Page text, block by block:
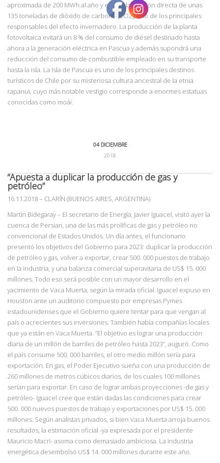
aproximada de 200 MWh al año y evitará la emisión directa de unas
135 toneladas de dióxido de carbono (CO2), uno de los principales
responsables del efecto invernadero. La producción de la planta
fotovoltaica evitará un 8 % del consumo de diésel destinado hasta
ahora a la generación eléctrica en Pascua y además supondrá una
reducción del consumo de combustible empleado en su transporte
hasta la isla. La Isla de Pascua es uno de los principales destinos
turísticos de Chile por su misteriosa cultura ancestral de la etnia
rapanui, cuyo más notable vestigio corresponde a enormes estatuas
conocidas como moái.
04 DICIEMBRE
2018
“Apuesta a duplicar la producción de gas y
petróleo”
16.11.2018– CLARÍN (BUENOS AIRES, ARGENTINA)
Martín Bidegaray – El secretario de Energía, Javier Iguacel, visitó ayer la
cuenca de Persian, una de las más prolíficas de gas y petróleo no
convencional de Estados Unidos. Un día antes, el funcionario
presentó los objetivos del Gobierno para 2023: duplicar la producción
de petróleo y gas, volver a exportar, crear 500. 000 puestos de trabajo
en la industria, y una balanza comercial superavitaria de US$ 15. 000
millones. Todo eso será posible con un mayor desarrollo en el
yacimiento de Vaca Muerta, según la mirada oficial. Iguacel expuso en
Houston ante un auditorio compuesto por empresas Pymes
estadounidenses que el Gobierno quiere tentar para que vengan al
país o acrecientes sus inversiones. También había compañías locales
que ya están en Vaca Muerta. ”El objetivo es lograr una producción
diaria de un millón de barriles de petróleo hasta 2023”, auguró. Como
el país consume 500. 000 barriles, el otro medio millón sería para
exportación. En gas, el Poder Ejecutivo sueña con una producción de
260 millones de metros cúbicos diarios, de los cuales 100 millones
serían para exportar. En caso de lograr ambas proyecciones -de gas y
petróleo- Iguacel cree que están dadas las condiciones para crear
500. 000 nuevos puestos de trabajo y exportaciones por US$ 15. 000
millones. Según analistas privados, si bien Vaca Muerta arroja buenos
resultados, la estimación oficial -ya expresada por el presidente
Mauricio Macri- asoma como demasiado ambiciosa. La industria
energética desembolsó US$ 14. 000 millones durante este año.